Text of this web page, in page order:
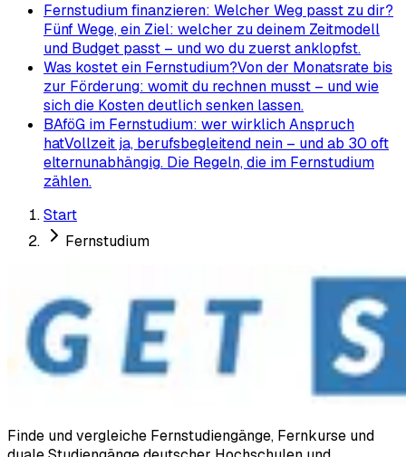
Fernstudium finanzieren: Welcher Weg passt zu dir?
Fünf Wege, ein Ziel: welcher zu deinem Zeitmodell
und Budget passt – und wo du zuerst anklopfst.
Was kostet ein Fernstudium?Von der Monatsrate bis
zur Förderung: womit du rechnen musst – und wie
sich die Kosten deutlich senken lassen.
BAföG im Fernstudium: wer wirklich Anspruch
hatVollzeit ja, berufsbegleitend nein – und ab 30 oft
elternunabhängig. Die Regeln, die im Fernstudium
zählen.
Start
Fernstudium
Finde und vergleiche Fernstudiengänge, Fernkurse und